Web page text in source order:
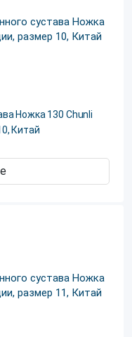
Ножка 130 Chunli
Китай